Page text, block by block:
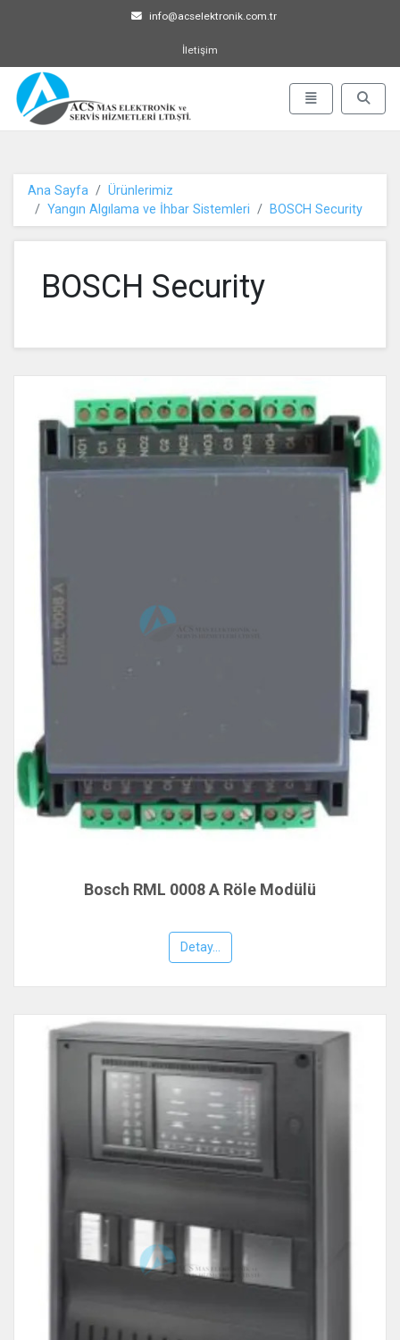
info@acselektronik.com.tr
İletişim
ACS MAS Elektronik ve
Menü Aç-Kapat
Arama
Ana Sayfa
Ürünlerimiz
Yangın Algılama ve İhbar Sistemleri
BOSCH Security
BOSCH Security
Bosch RML 0008 A Röle Modülü
Detay...